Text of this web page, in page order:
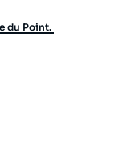
du Point.